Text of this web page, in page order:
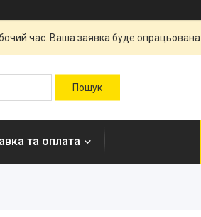
час. Ваша заявка буде
та оплата